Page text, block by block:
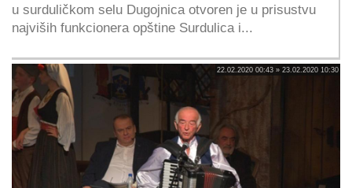
u surduličkom selu Dugojnica otvoren je u prisustvu
najviših funkcionera opštine Surdulica i...
22.02.2020 00:43 » 23.02.2020 10:30